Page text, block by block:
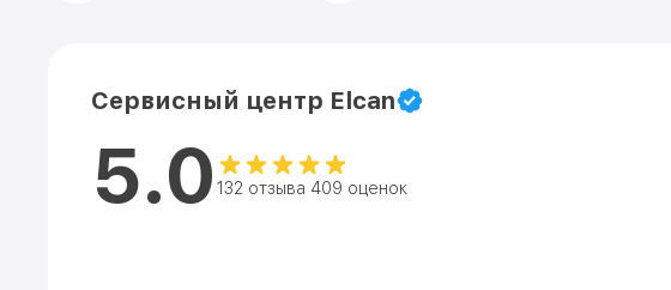
Сервисный центр Elcan
5.0 132 отзыва 409 оценок